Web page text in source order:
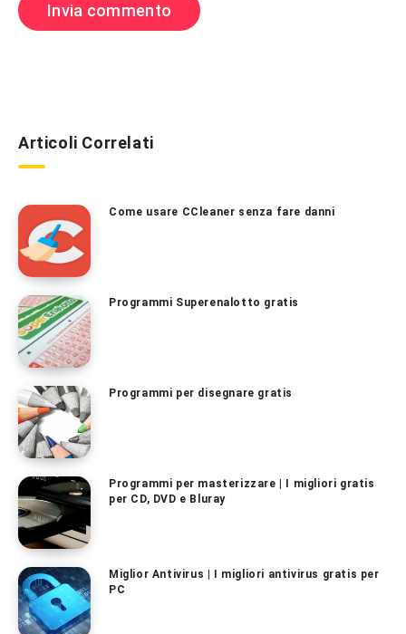
Articoli Correlati
Come usare CCleaner senza fare danni
Programmi Superenalotto gratis
Programmi per disegnare gratis
Programmi per masterizzare | I migliori gratis
per CD, DVD e Bluray
Miglior Antivirus | I migliori antivirus gratis per
PC